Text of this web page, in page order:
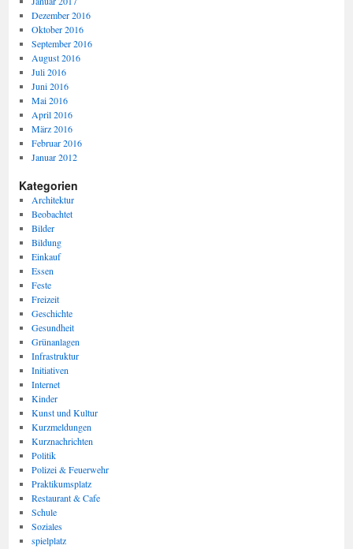
Dezember 2016
Oktober 2016
September 2016
August 2016
Juli 2016
Juni 2016
Mai 2016
April 2016
März 2016
Februar 2016
Januar 2012
Kategorien
Architektur
Beobachtet
Bilder
Bildung
Einkauf
Essen
Feste
Freizeit
Geschichte
Gesundheit
Grünanlagen
Infrastruktur
Initiativen
Internet
Kinder
Kunst und Kultur
Kurzmeldungen
Kurznachrichten
Politik
Polizei & Feuerwehr
Praktikumsplatz
Restaurant & Cafe
Schule
Soziales
spielplatz